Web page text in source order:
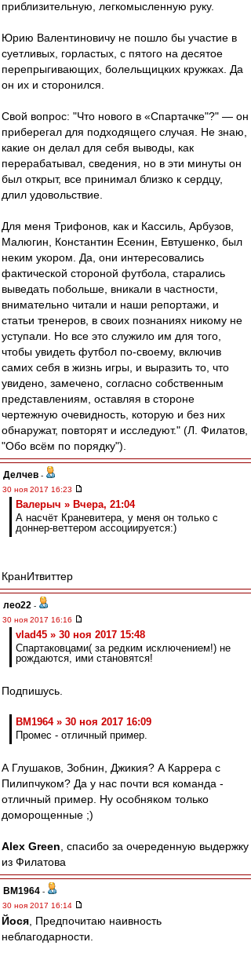
приблизительную, легкомысленную руку.
Юрию Валентиновичу не пошло бы участие в
суетливых, горластых, с пятого на десятое
перепрыгивающих, болельщицких кружках. Да
он их и сторонился.
Свой вопрос: "Что нового в «Спартачке"?" — он
приберегал для подходящего случая. Не знаю,
какие он делал для себя выводы, как
перерабатывал, сведения, но в эти минуты он
был открыт, все принимал близко к сердцу,
длил удовольствие.
Для меня Трифонов, как и Кассиль, Арбузов,
Малюгин, Константин Есенин, Евтушенко, был
неким укором. Да, они интересовались
фактической стороной футбола, старались
выведать побольше, вникали в частности,
внимательно читали и наши репортажи, и
статьи тренеров, в своих познаниях никому не
уступали. Но все это служило им для того,
чтобы увидеть футбол по-своему, включив
самих себя в жизнь игры, и выразить то, что
увидено, замечено, согласно собственным
представлениям, оставляя в стороне
чертежную очевидность, которую и без них
обнаружат, повторят и исследуют." (Л. Филатов,
"Обо всём по порядку").
Делчев -
30 ноя 2017 16:23
Валерыч » Вчера, 21:04
А насчёт Краневитера, у меня он только с
доннер-веттером ассоциируется:)
КранИтвиттер
лео22 -
30 ноя 2017 16:16
vlad45 » 30 ноя 2017 15:48
Спартаковцами( за редким исключением!) не
рождаются, ими становятся!
Подпишусь.
BM1964 » 30 ноя 2017 16:09
Промес - отличный пример.
А Глушаков, Зобнин, Джикия? А Каррера с
Пилипчуком? Да у нас почти вся команда -
отличный пример. Ну особняком только
доморощенные ;)
Alex Green , спасибо за очереденную выдержку
из Филатова
BM1964 -
30 ноя 2017 16:14
Йося , Предпочитаю наивность
неблагодарности.